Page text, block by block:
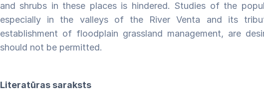
and shrubs in these places is hindered. Studies of the
especially in the valleys of the River Venta and its
establishment of floodplain grassland management, are
should not be permitted.
Literatūras saraksts